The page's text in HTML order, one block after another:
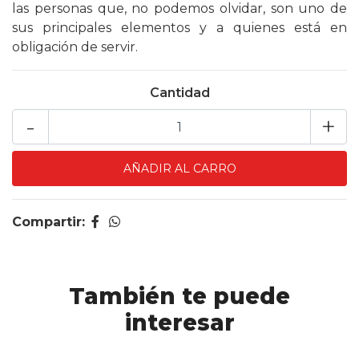
las personas que, no podemos olvidar, son uno de
sus principales elementos y a quienes está en
obligación de servir.
Cantidad
+
-
Compartir:
También te puede
interesar